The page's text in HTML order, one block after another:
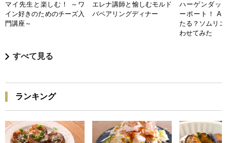
マイ先生と楽しむ！ ～ワ
イン好きのためのチーズ入
門講座～
エレナ講師と愉しむモルド
バペアリングディナー
ハーゲンダッ
ーポート！ AI
たる？ソムリ
わせてみた
すべて見る
ランキング